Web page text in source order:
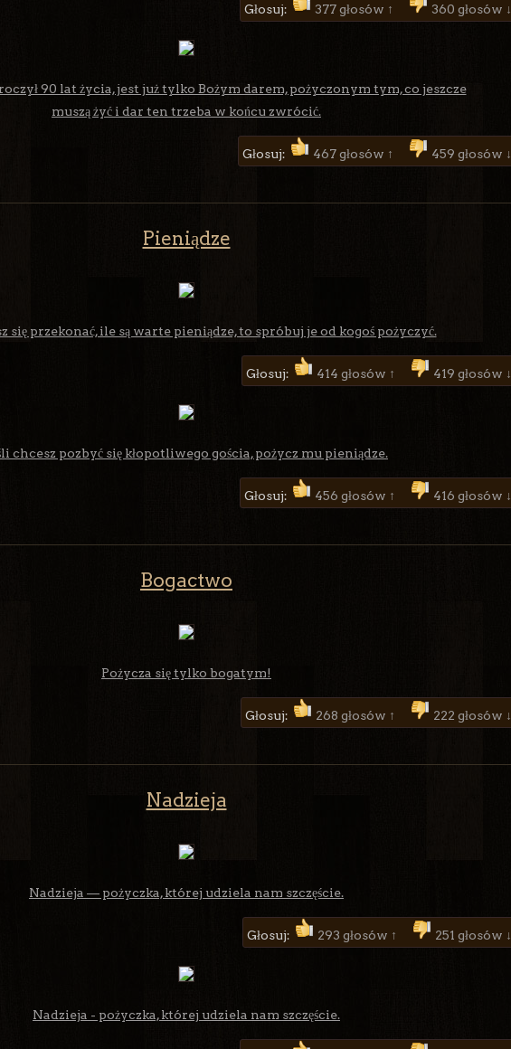
Głosuj: 377 głosów ↑ 360 głosów ↓
90 lat życia, jest już tylko Bożym darem, pożyczonym tym, co jeszcze
muszą żyć i dar ten trzeba w końcu zwrócić.
Głosuj: 467 głosów ↑ 459 głosów ↓
Pieniądze
się przekonać, ile są warte pieniądze, to spróbuj je od kogoś pożyczyć.
Głosuj: 414 głosów ↑ 419 głosów ↓
chcesz pozbyć się kłopotliwego gościa, pożycz mu pieniądze.
Głosuj: 456 głosów ↑ 416 głosów ↓
Bogactwo
Pożycza się tylko bogatym!
Głosuj: 268 głosów ↑ 222 głosów ↓
Nadzieja
Nadzieja — pożyczka, której udziela nam szczęście.
Głosuj: 293 głosów ↑ 251 głosów ↓
Nadzieja - pożyczka, której udziela nam szczęście.